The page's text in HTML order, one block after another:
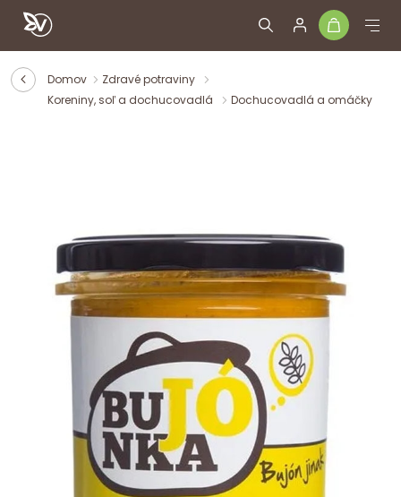
Domov
Zdravé potraviny
Koreniny, soľ a dochucovadlá
Dochucovadlá a omáčky